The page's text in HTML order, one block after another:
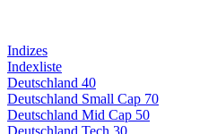
Indizes
Indexliste
Deutschland 40
Deutschland Small Cap 70
Deutschland Mid Cap 50
Deutschland Tech 30